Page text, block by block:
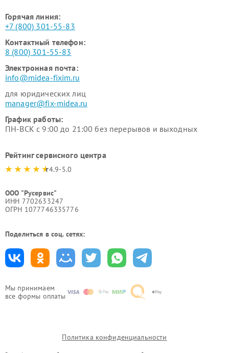
Мы принимаем
все формы оплаты
Горячая линия:
+7 (800) 301-55-83
Контактный телефон:
8 (800) 301-55-83
Электронная почта:
info@midea-fixim.ru
для юридических лиц
manager@fix-midea.ru
График работы:
ПН-ВСК с 9:00 до 21:00 без перерывов и выходных
Рейтинг сервисного центра
4.9-5.0
ООО "Русервис"
ИНН 7702633247
ОГРН 1077746335776
Поделиться в соц. сетях:
Политика конфиденциальности